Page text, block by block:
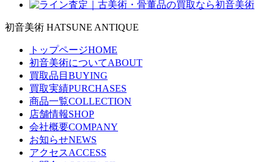
初音美術 HATSUNE ANTIQUE
トップページHOME
初音美術についてABOUT
買取品目 BUYING
買取実績PURCHASES
商品一覧COLLECTION
店舗情報SHOP
会社概要COMPANY
お知らせNEWS
アクセスACCESS